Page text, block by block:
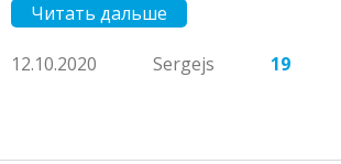
Читать дальше
12.10.2020 Sergejs 19